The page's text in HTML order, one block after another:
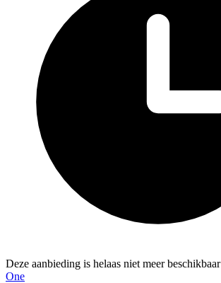
Deze aanbieding is helaas niet meer beschikbaar
One